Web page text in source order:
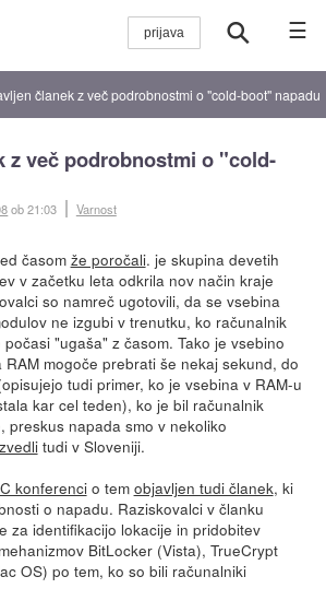
☰
članek z več podrobnostmi o "cold-boot" napadu
z več podrobnostmi o "cold-
ob 21:03 Varnost
časom že poročali. je skupina devetih
v začetku leta odkrila nov način kraje
so namreč ugotovili, da se vsebina
ne izgubi v trenutku, ko računalnik
"ugaša" z časom. Tako je vsebino
mogoče prebrati še nekaj sekund, do
tudi primer, ko je vsebina v RAM-u
kar cel teden), ko je bil računalnik
preskus napada smo v nekoliko
tudi v Sloveniji.
konferencio tem objavljen tudi članek, ki
o napadu. Raziskovalci v članku
za identifikacijo lokacije in pridobitev
BitLocker (Vista), TrueCrypt
OS) po tem, ko so bili računalniki